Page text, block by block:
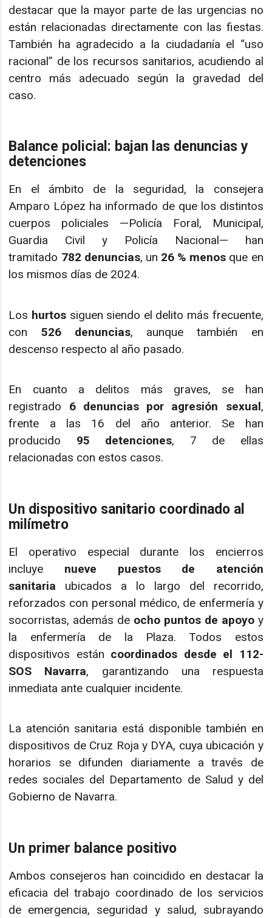
destacar que la mayor parte de las urgencias no
están relacionadas directamente con las fiestas.
También ha agradecido a la ciudadanía el “uso
racional” de los recursos sanitarios, acudiendo al
centro más adecuado según la gravedad del
caso.
Balance policial: bajan las denuncias y
detenciones
En el ámbito de la seguridad, la consejera
Amparo López ha informado de que los distintos
cuerpos policiales —Policía Foral, Municipal,
Guardia Civil y Policía Nacional— han
tramitado 782 denuncias, un 26 % menos que en
los mismos días de 2024.
Los hurtos siguen siendo el delito más frecuente,
con 526 denuncias, aunque también en
descenso respecto al año pasado.
En cuanto a delitos más graves, se han
registrado 6 denuncias por agresión sexual,
frente a las 16 del año anterior. Se han
producido 95 detenciones, 7 de ellas
relacionadas con estos casos.
Un dispositivo sanitario coordinado al
milímetro
El operativo especial durante los encierros
incluye nueve puestos de atención
sanitaria ubicados a lo largo del recorrido,
reforzados con personal médico, de enfermería y
socorristas, además de ocho puntos de apoyoy
la enfermería de la Plaza. Todos estos
dispositivos están coordinados desde el 112-
SOS Navarra, garantizando una respuesta
inmediata ante cualquier incidente.
La atención sanitaria está disponible también en
dispositivos de Cruz Roja y DYA, cuya ubicación y
horarios se difunden diariamente a través de
redes sociales del Departamento de Salud y del
Gobierno de Navarra.
Un primer balance positivo
Ambos consejeros han coincidido en destacar la
eficacia del trabajo coordinado de los servicios
de emergencia, seguridad y salud, subrayando